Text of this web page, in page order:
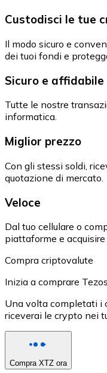
Custodisci le tue
Il modo sicuro e
dei tuoi fondi e
Sicuro e affidabile
Tutte le nostre
informatica.
Miglior prezzo
Con gli stessi soldi,
quotazione di mercato.
Veloce
Dal tuo cellulare o
piattaforme e
Compra criptovalute
Inizia a comprare
Una volta completati i
riceverai le crypto nei
Compra XTZ ora